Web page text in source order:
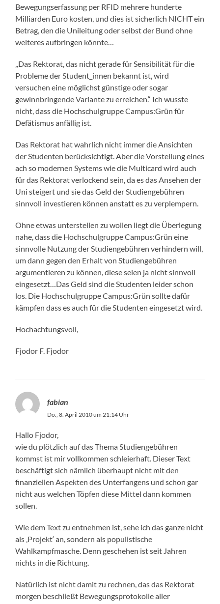
Bewegungserfassung per RFID mehrere hunderte
Milliarden Euro kosten, und dies ist sicherlich NICHT ein
Betrag, den die Unileitung oder selbst der Bund ohne
weiteres aufbringen könnte…
„Das Rektorat, das nicht gerade für Sensibilität für die
Probleme der Student_innen bekannt ist, wird
versuchen eine möglichst günstige oder sogar
gewinnbringende Variante zu erreichen.“ Ich wusste
nicht, dass die Hochschulgruppe Campus:Grün für
Defätismus anfällig ist.
Das Rektorat hat wahrlich nicht immer die Ansichten
der Studenten berücksichtigt. Aber die Vorstellung eines
ach so modernen Systems wie die Multicard wird auch
für das Rektorat verlockend sein, da es das Ansehen der
Uni steigert und sie das Geld der Studiengebühren
sinnvoll investieren können anstatt es zu verplempern.
Ohne etwas unterstellen zu wollen liegt die Überlegung
nahe, dass die Hochschulgruppe Campus:Grün eine
sinnvolle Nutzung der Studiengebühren verhindern will,
um dann gegen den Erhalt von Studiengebühren
argumentieren zu können, diese seien ja nicht sinnvoll
eingesetzt…Das Geld sind die Studenten leider schon
los. Die Hochschulgruppe Campus:Grün sollte dafür
kämpfen dass es auch für die Studenten eingesetzt wird.
Hochachtungsvoll,
Fjodor F. Fjodor
fabian
Do., 8. April 2010 um 21:14 Uhr
Hallo Fjodor,
wie du plötzlich auf das Thema Studiengebühren
kommst ist mir vollkommen schleierhaft. Dieser Text
beschäftigt sich nämlich überhaupt nicht mit den
finanziellen Aspekten des Unterfangens und schon gar
nicht aus welchen Töpfen diese Mittel dann kommen
sollen.
Wie dem Text zu entnehmen ist, sehe ich das ganze nicht
als ‚Projekt‘ an, sondern als populistische
Wahlkampfmasche. Denn geschehen ist seit Jahren
nichts in die Richtung.
Natürlich ist nicht damit zu rechnen, das das Rektorat
morgen beschließt Bewegungsprotokolle aller